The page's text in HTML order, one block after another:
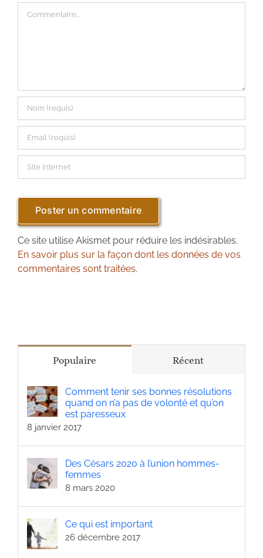
Ce site utilise Akismet pour réduire les indésirables.
En savoir plus sur la façon dont les données de vos
commentaires sont traitées.
Populaire Récent
Comment tenir ses bonnes résolutions
quand on n’a pas de volonté et qu’on
est paresseux
8 janvier 2017
Des Césars 2020 à l’union hommes-
femmes
8 mars 2020
Ce qui est important
26 décembre 2017